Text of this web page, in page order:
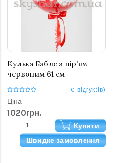
Кулька Баблс з пір'ям
червоним 61 см
0 відгук(ів)
Ціна
1020грн.
Купити
Швидке замовлення